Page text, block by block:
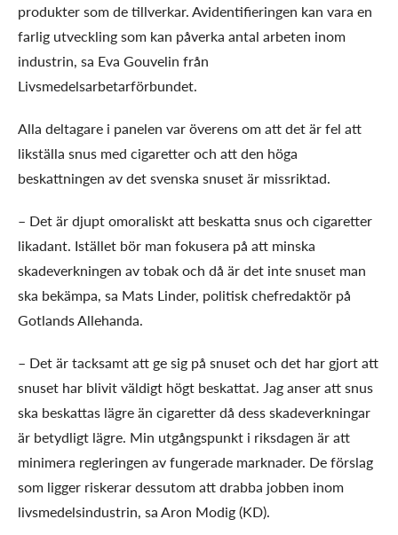
produkter som de tillverkar. Avidentifieringen kan vara en
farlig utveckling som kan påverka antal arbeten inom
industrin, sa Eva Gouvelin från
Livsmedelsarbetarförbundet.
Alla deltagare i panelen var överens om att det är fel att
likställa snus med cigaretter och att den höga
beskattningen av det svenska snuset är missriktad.
– Det är djupt omoraliskt att beskatta snus och cigaretter
likadant. Istället bör man fokusera på att minska
skadeverkningen av tobak och då är det inte snuset man
ska bekämpa, sa Mats Linder, politisk chefredaktör på
Gotlands Allehanda.
– Det är tacksamt att ge sig på snuset och det har gjort att
snuset har blivit väldigt högt beskattat. Jag anser att snus
ska beskattas lägre än cigaretter då dess skadeverkningar
är betydligt lägre. Min utgångspunkt i riksdagen är att
minimera regleringen av fungerade marknader. De förslag
som ligger riskerar dessutom att drabba jobben inom
livsmedelsindustrin, sa Aron Modig (KD).